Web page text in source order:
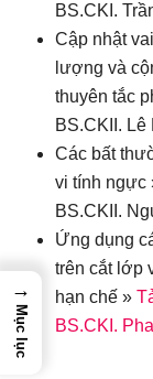
BS.CKI.
Cập nhật
lượng và
thuyên tắc
BS.CKII. Lê
Các bất
vi tính ngực
BS.CKII.
Ứng dụng
trên cắt lớp
hạn chế »
BS.CKI.
→
Mục lục